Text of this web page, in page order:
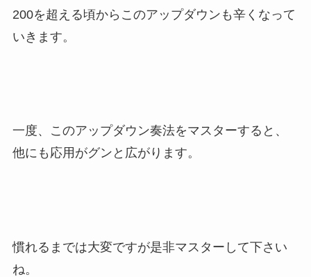
200を超える頃からこのアップダウンも辛くなって
いきます。
一度、このアップダウン奏法をマスターすると、
他にも応用がグンと広がります。
慣れるまでは大変ですが是非マスターして下さい
ね。